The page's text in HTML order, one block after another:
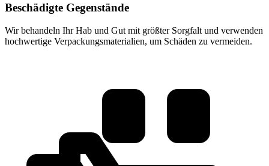
Beschädigte Gegenstände
Wir behandeln Ihr Hab und Gut mit größter Sorgfalt und verwenden
hochwertige Verpackungsmaterialien, um Schäden zu vermeiden.